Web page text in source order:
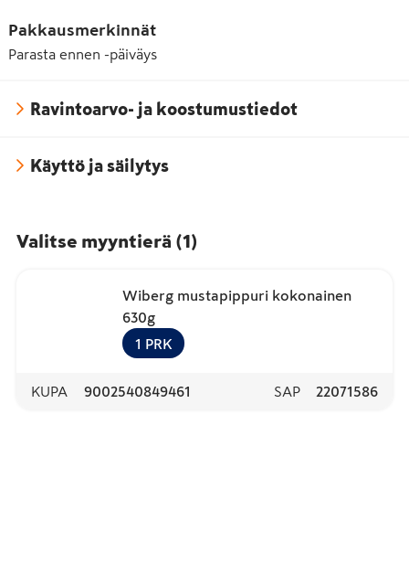
Pakkausmerkinnät
Parasta ennen -päiväys
Ravintoarvo- ja koostumustiedot
Käyttö ja säilytys
Valitse myyntierä (1 )
Wiberg mustapippuri kokonainen
630g
1 PRK
KUPA 9002540849461 SAP 22071586